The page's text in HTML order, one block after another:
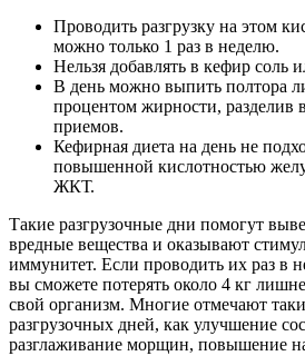
Проводить разгрузку на этом
можно только 1 раз в неделю.
Нельзя добавлять в кефир соль
В день можно выпить полтора
процентом жирности, разделив
приемов.
Кефирная диета на день не
повышенной кислотностью
ЖКТ.
Такие разгрузочные дни помогут
вредные вещества и оказывают
иммунитет. Если проводить их раз в
вы сможете потерять около 4 кг
свой организм. Многие отмечают
разгрузочных дней, как улучшение
разглаживание морщин, повышение